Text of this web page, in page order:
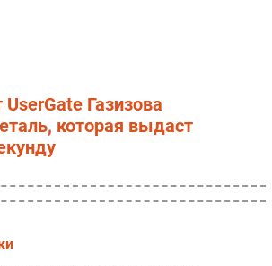
Газизова
которая выдаст